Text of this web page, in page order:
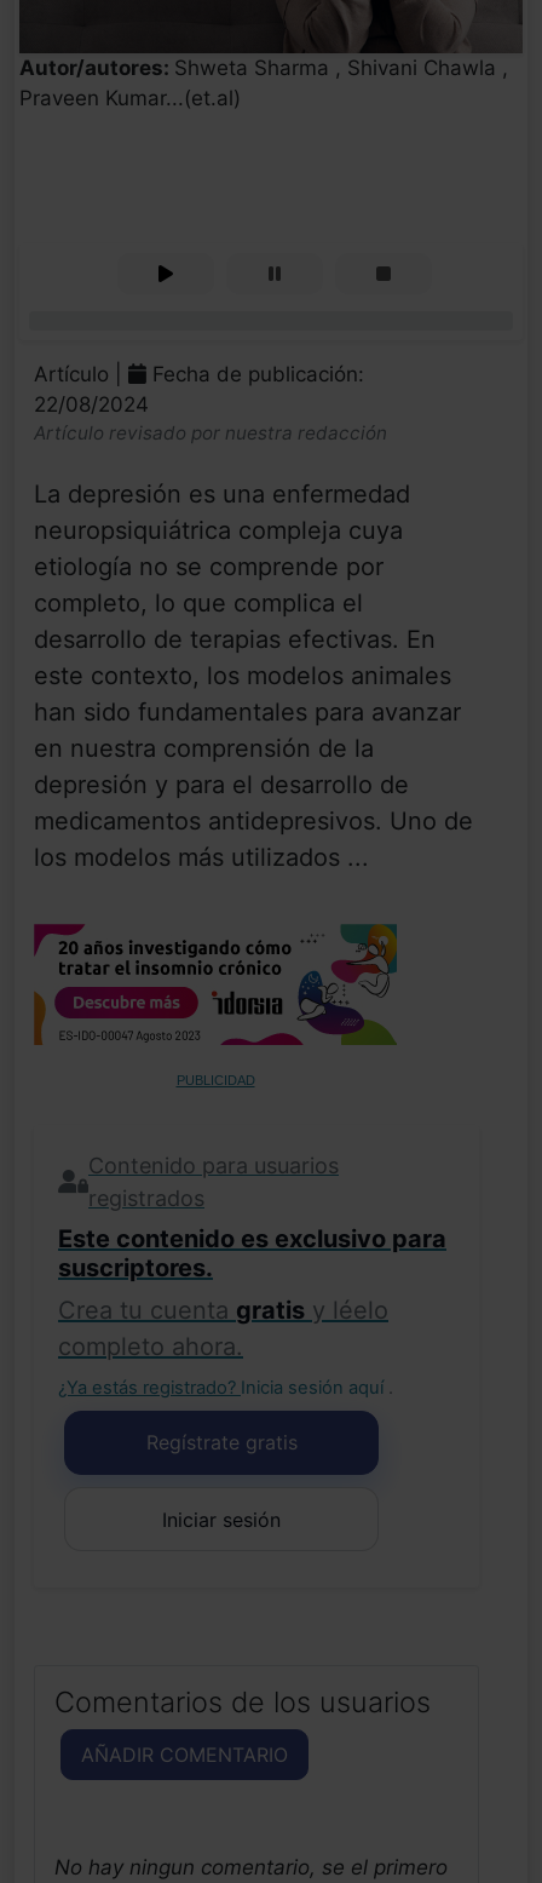
Autor/autores: Shweta Sharma , Shivani Chawla ,
Praveen Kumar...(et.al)
Artículo |
Fecha de publicación:
22/08/2024
Artículo revisado por nuestra redacción
La depresión es una enfermedad
neuropsiquiátrica compleja cuya
etiología no se comprende por
completo, lo que complica el
desarrollo de terapias efectivas. En
este contexto, los modelos animales
han sido fundamentales para avanzar
en nuestra comprensión de la
depresión y para el desarrollo de
medicamentos antidepresivos. Uno de
los modelos más utilizados ...
PUBLICIDAD
Contenido para usuarios
registrados
Este contenido es exclusivo para
suscriptores.
Crea tu cuenta gratis y léelo
completo ahora.
¿Ya estás registrado? Inicia sesión aquí .
Regístrate gratis
Iniciar sesión
Comentarios de los usuarios
AÑADIR COMENTARIO
No hay ningun comentario, se el primero